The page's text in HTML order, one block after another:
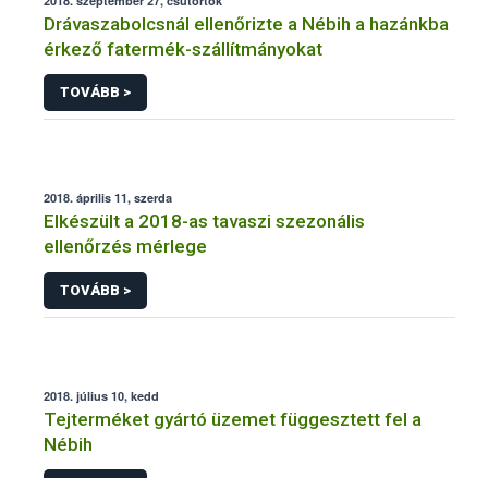
Drávaszabolcsnál ellenőrizte a Nébih a hazánkba
érkező fatermék-szállítmányokat
TOVÁBB >
2018. április 11, szerda
Elkészült a 2018-as tavaszi szezonális
ellenőrzés mérlege
TOVÁBB >
2018. július 10, kedd
Tejterméket gyártó üzemet függesztett fel a
Nébih